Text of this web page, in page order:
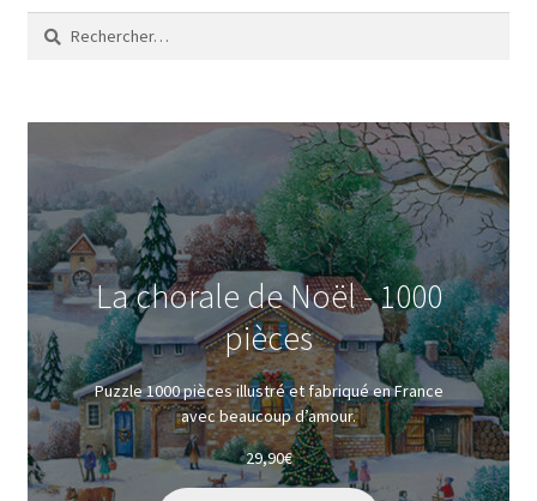
Rechercher :
La chorale de Noël - 1000
pièces
Puzzle 1000 pièces illustré et fabriqué en France
avec beaucoup d’amour.
29,90€